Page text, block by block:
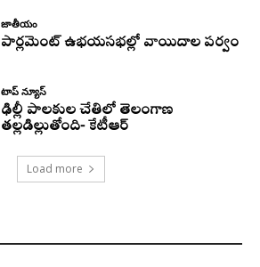
జాతీయం
పార్లమెంట్ ఉభయసభల్లో వాయిదాల పర్వం
టాప్ న్యూస్
ఢిల్లీ పాలకుల చేతిలో తెలంగాణ
తల్లడిల్లుతోంది- కేటీఆర్
Load more